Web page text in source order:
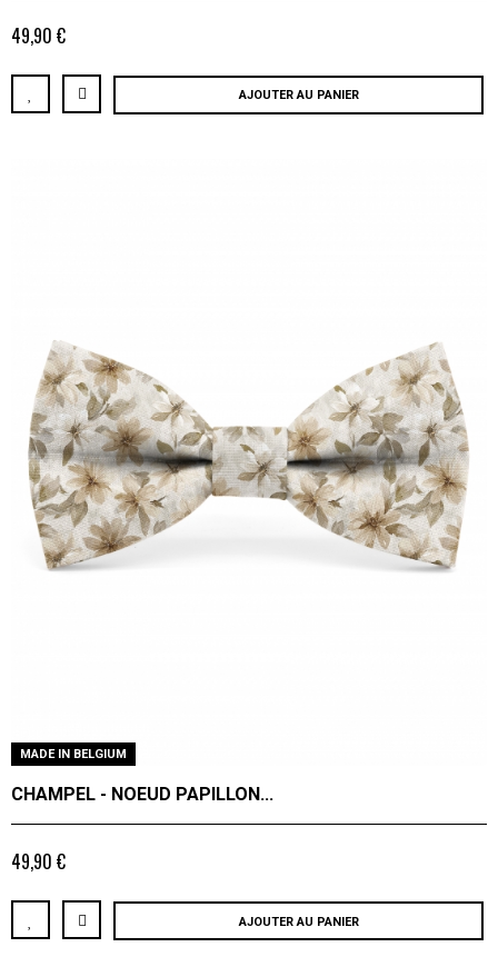
49,90 €
AJOUTER AU PANIER
MADE IN BELGIUM
CHAMPEL - NOEUD PAPILLON...
49,90 €
AJOUTER AU PANIER